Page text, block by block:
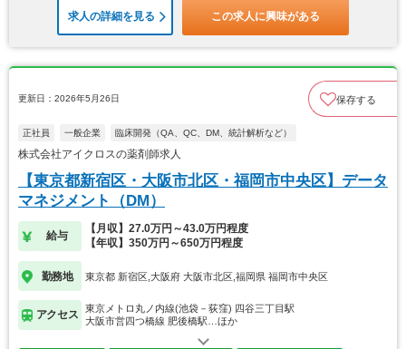
求人の詳細を見る この求人に興味がある
更新日：2026年5月26日 保存する
正社員 一般企業 臨床開発（QA、QC、DM、統計解析など）
株式会社アイクロスの薬剤師求人
【東京都新宿区・大阪市北区・福岡市中央区】データ
マネジメント（DM）
給与
【月収】27.0万円～43.0万円程度
【年収】350万円～650万円程度
勤務地 東京都 新宿区,大阪府 大阪市北区,福岡県 福岡市中央区
アクセス
東京メトロ丸ノ内線(池袋－荻窪) 四谷三丁目駅
大阪市営四つ橋線 肥後橋駅…ほか